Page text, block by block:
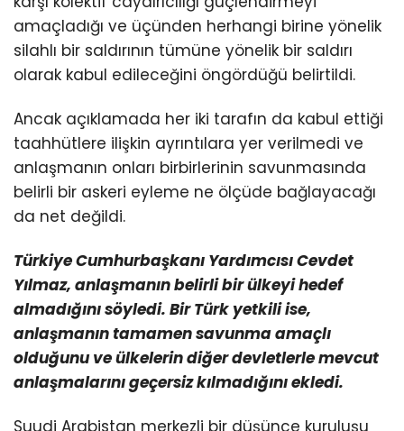
amaçladığı ve üçünden herhangi birine yönelik
silahlı bir saldırının tümüne yönelik bir saldırı
olarak kabul edileceğini öngördüğü belirtildi.
Ancak açıklamada her iki tarafın da kabul ettiği
taahhütlere ilişkin ayrıntılara yer verilmedi ve
anlaşmanın onları birbirlerinin savunmasında
belirli bir askeri eyleme ne ölçüde bağlayacağı
da net değildi.
Türkiye Cumhurbaşkanı Yardımcısı Cevdet
Yılmaz, anlaşmanın belirli bir ülkeyi hedef
almadığını söyledi. Bir Türk yetkili ise,
anlaşmanın tamamen savunma amaçlı
olduğunu ve ülkelerin diğer devletlerle mevcut
anlaşmalarını geçersiz kılmadığını ekledi.